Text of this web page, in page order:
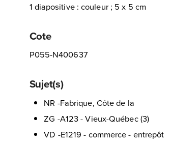
1 diapositive : couleur ; 5 x 5 cm
Cote
P055-N400637
Sujet(s)
NR -Fabrique, Côte de la
ZG -A123 - Vieux-Québec (3)
VD -E1219 - commerce - entrepôt